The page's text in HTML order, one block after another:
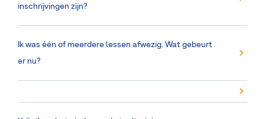
inschrijvingen zijn?
Ik was één of meerdere lessen afwezig. Wat gebeurt
er nu?